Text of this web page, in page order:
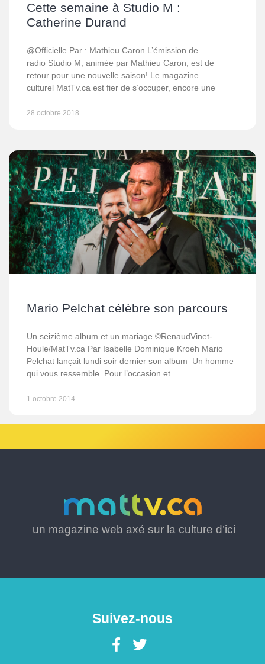
Cette semaine à Studio M :
Catherine Durand
@Officielle Par : Mathieu Caron L’émission de
radio Studio M, animée par Mathieu Caron, est de
retour pour une nouvelle saison! Le magazine
culturel MatTv.ca est fier de s’occuper, encore une
28 octobre 2018
Mario Pelchat célèbre son parcours
Un seizième album et un mariage ©RenaudVinet-
Houle/MatTv.ca Par Isabelle Dominique Kroeh Mario
Pelchat lançait lundi soir dernier son album Un homme
qui vous ressemble. Pour l’occasion et
1 octobre 2014
un magazine web axé sur la culture d’ici
Suivez-nous